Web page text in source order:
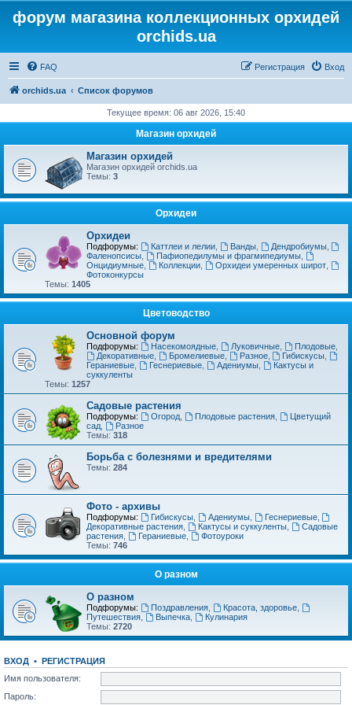
форум магазина коллекционных орхидей
orchids.ua
FAQ Вход
Регистрация
orchids.ua Список форумов
Текущее время: 06 авг 2026, 15:40
Магазин орхидей
Магазин орхидей
Магазин орхидей orchids.ua
Темы: 3
Орхидеи
Орхидеи
Подфорумы: Каттлеи и лелии, Ванды, Дендробиумы,
Фаленопсисы
Пафиопедилумы и фрагмипедиумы,
Онцидиумные
Коллекции, Орхидеи умеренных широт,
Фотоконкурсы
Темы: 1405
Цветоводство
Основной форум
Подфорумы: Насекомоядные, Луковичные, Плодовые,
Декоративные, Бромелиевые, Разное, Гибискусы
Гераниевые
Геснериевые, Адениумы,
Кактусы и
суккуленты
Темы: 1257
Садовые растения
Подфорумы: Огород, Плодовые растения,
Цветущий
сад
Разное
Темы: 318
Борьба с болезнями и вредителями
Темы: 284
Фото - архивы
Подфорумы: Гибискусы, Адениумы, Геснериевые,
Декоративные растения
Кактусы и суккуленты,
Садовые
растения
Гераниевые,
Фотоуроки
Темы: 746
О разном
О разном
Подфорумы: Поздравления, Красота, здоровье,
Путешествия
Выпечка,
Кулинария
Темы: 2720
ВХОД • РЕГИСТРАЦИЯ
Имя пользователя:
Пароль: